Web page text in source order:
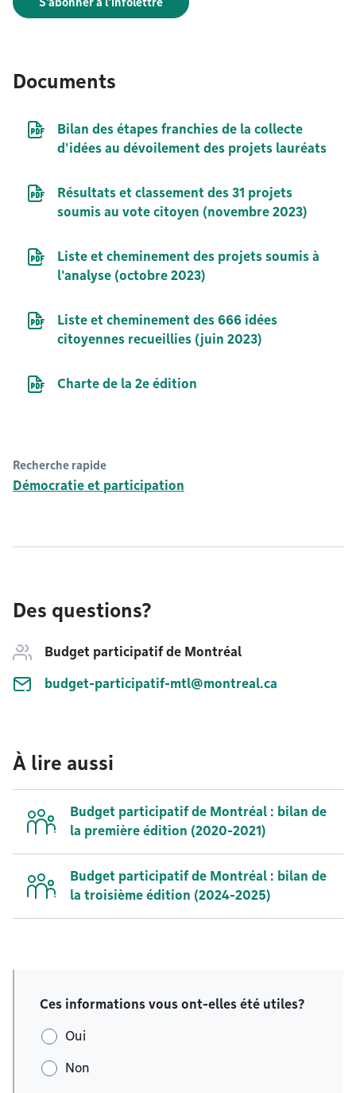
Documents
Document PDF
Bilan des étapes franchies de la collecte
d'idées au dévoilement des projets lauréats
Document PDF
Résultats et classement des 31 projets
soumis au vote citoyen (novembre 2023)
Document PDF
Liste et cheminement des projets soumis à
l'analyse (octobre 2023)
Document PDF
Liste et cheminement des 666 idées
citoyennes recueillies (juin 2023)
Document PDF
Charte de la 2e édition
Recherche rapide
Démocratie et participation
Des questions?
Budget participatif de Montréal
budget-participatif-mtl@montreal.ca
À lire aussi
Budget participatif de Montréal : bilan de
la première édition (2020-2021)
Budget participatif de Montréal : bilan de
la troisième édition (2024-2025)
Ces informations vous ont-elles été utiles?
Oui
Non